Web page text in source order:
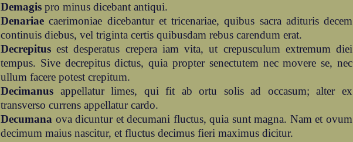
Demagis pro minus dicebant antiqui.
Denariae caerimoniae dicebantur et tricenariae, quibus sacra adituris decem
continuis diebus, vel triginta certis quibusdam rebus carendum erat.
Decrepitus est desperatus crepera iam vita, ut crepusculum extremum diei
tempus. Sive decrepitus dictus, quia propter senectutem nec movere se, nec
ullum facere potest crepitum.
Decimanus appellatur limes, qui fit ab ortu solis ad occasum; alter ex
transverso currens appellatur cardo.
Decumana ova dicuntur et decumani fluctus, quia sunt magna. Nam et ovum
decimum maius nascitur, et fluctus decimus fieri maximus dicitur.